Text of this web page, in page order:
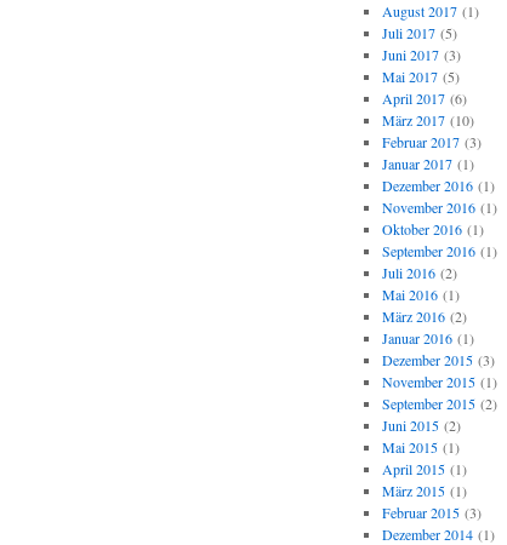
August 2017(1)
Juli 2017(5)
Juni 2017(3)
Mai 2017(5)
April 2017(6)
März 2017(10)
Februar 2017(3)
Januar 2017(1)
Dezember 2016(1)
November 2016(1)
Oktober 2016(1)
September 2016(1)
Juli 2016(2)
Mai 2016(1)
März 2016(2)
Januar 2016(1)
Dezember 2015(3)
November 2015(1)
September 2015(2)
Juni 2015(2)
Mai 2015(1)
April 2015(1)
März 2015(1)
Februar 2015(3)
Dezember 2014(1)